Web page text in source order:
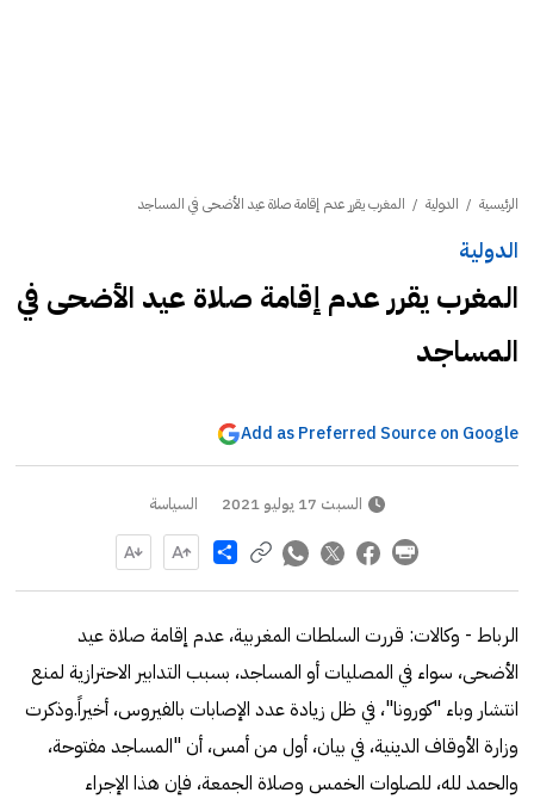
الرئيسية / الدولية / المغرب يقرر عدم إقامة صلاة عيد الأضحى في المساجد
الدولية
المغرب يقرر عدم إقامة صلاة عيد الأضحى في
المساجد
Add as Preferred Source on Google
السبت 17 يوليو 2021 السياسة
Share
الرباط - وكالات: قررت السلطات المغربية، عدم إقامة صلاة عيد
الأضحى، سواء في المصليات أو المساجد، بسبب التدابير الاحترازية لمنع
انتشار وباء "كورونا"، في ظل زيادة عدد الإصابات بالفيروس، أخيراً.وذكرت
وزارة الأوقاف الدينية، في بيان، أول من أمس، أن "المساجد مفتوحة،
والحمد لله، للصلوات الخمس وصلاة الجمعة، فإن هذا الإجراء